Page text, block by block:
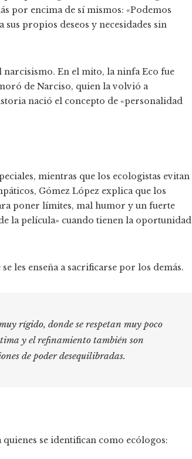
por encima de sí mismos: «Podemos
propios deseos y necesidades sin
En el mito, la ninfa Eco fue
de Narciso, quien la volvió a
nació el concepto de «personalidad
mientras que los ecologistas evitan
Gómez López explica que los
poner límites, mal humor y un fuerte
la película» cuando tienen la oportunidad
les enseña a sacrificarse por los demás.
rígido, donde se respetan muy poco
y el refinamiento también son
de poder desequilibradas.
se identifican como ecólogos: